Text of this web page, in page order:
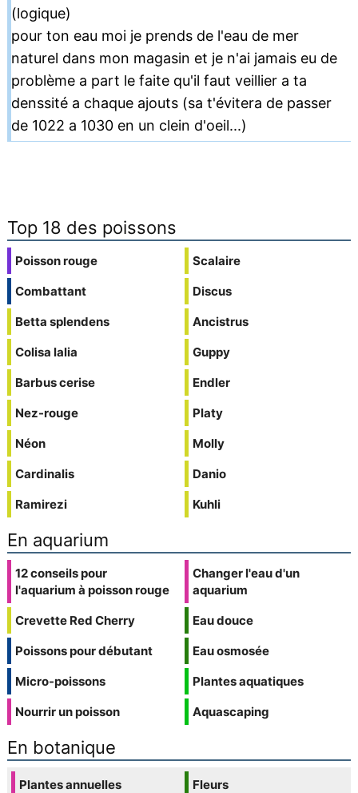
(logique)
pour ton eau moi je prends de l'eau de mer
naturel dans mon magasin et je n'ai jamais eu de
problème a part le faite qu'il faut veillier a ta
denssité a chaque ajouts (sa t'évitera de passer
de 1022 a 1030 en un clein d'oeil...)
Top 18 des poissons
Poisson rouge
Combattant
Betta splendens
Colisa lalia
Barbus cerise
Nez-rouge
Néon
Cardinalis
Ramirezi
Scalaire
Discus
Ancistrus
Guppy
Endler
Platy
Molly
Danio
Kuhli
En aquarium
12 conseils pour
l'aquarium à poisson rouge
Crevette Red Cherry
Poissons pour débutant
Micro-poissons
Nourrir un poisson
Changer l'eau d'un
aquarium
Eau douce
Eau osmosée
Plantes aquatiques
Aquascaping
En botanique
Plantes annuelles
Fleurs